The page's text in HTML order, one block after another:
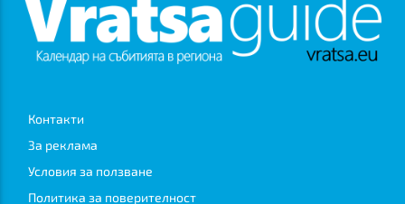
Контакти
За реклама
Условия за ползване
Политика за поверителност